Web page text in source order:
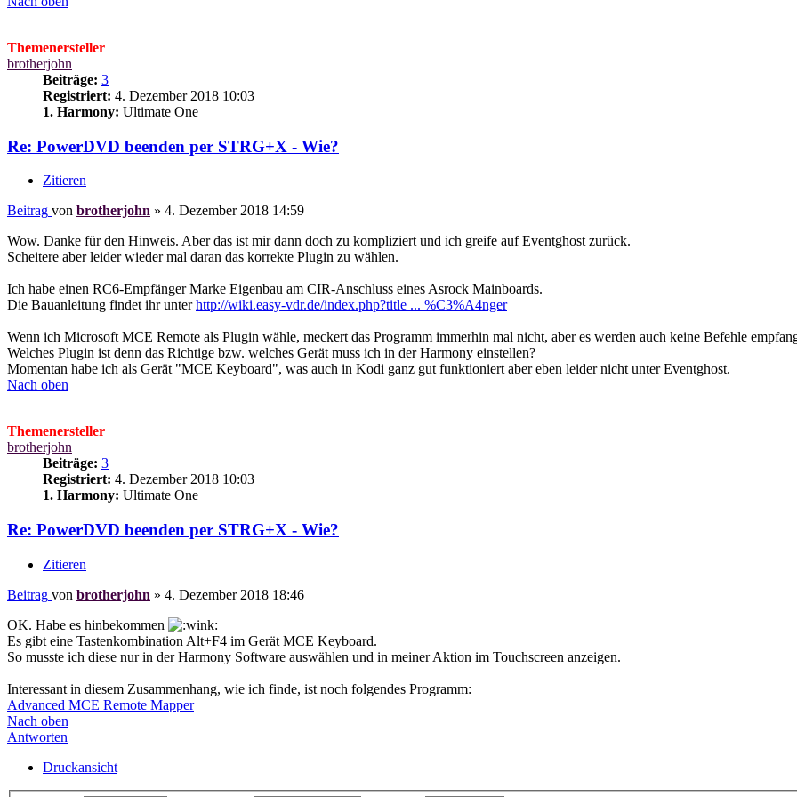
Themenersteller
brotherjohn
Beiträge: 3
Registriert: 4. Dezember 2018 10:03
1. Harmony: Ultimate One
Re: PowerDVD beenden per STRG+X - Wie?
Zitieren
Beitrag von brotherjohn » 4. Dezember 2018 14:59
Wow. Danke für den Hinweis. Aber das ist mir dann doch zu kompliziert und ich greife auf Eventghost zurück.
Scheitere aber leider wieder mal daran das korrekte Plugin zu wählen.
Ich habe einen RC6-Empfänger Marke Eigenbau am CIR-Anschluss eines Asrock Mainboards.
Die Bauanleitung findet ihr unterhttp://wiki.easy-vdr.de/index.php?title ... %C3%A4nger
Wenn ich Microsoft MCE Remote als Plugin wähle, meckert das Programm immerhin mal nicht, aber es werden auch keine Befehle
Welches Plugin ist denn das Richtige bzw. welches Gerät muss ich in der Harmony einstellen?
Momentan habe ich als Gerät "MCE Keyboard", was auch in Kodi ganz gut funktioniert aber eben leider nicht unter Eventghost.
Nach oben
Themenersteller
brotherjohn
Beiträge: 3
Registriert: 4. Dezember 2018 10:03
1. Harmony: Ultimate One
Re: PowerDVD beenden per STRG+X - Wie?
Zitieren
Beitrag von brotherjohn » 4. Dezember 2018 18:46
OK. Habe es hinbekommen
Es gibt eine Tastenkombination Alt+F4 im Gerät MCE Keyboard.
So musste ich diese nur in der Harmony Software auswählen und in meiner Aktion im Touchscreen anzeigen.
Interessant in diesem Zusammenhang, wie ich finde, ist noch folgendes Programm:
Advanced MCE Remote Mapper
Nach oben
Antworten
Druckansicht